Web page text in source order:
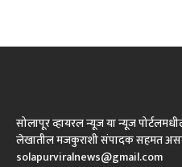
सोलापूर व्हायरल न्यूज या न्यूज
लेखातील मजकुराशी संपादक सहमत
solapurviralnews@gmail.com